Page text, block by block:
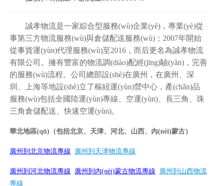
誠孝物流是一家綜合型服務(wù)企業(yè)，專業(yè)從
事第三方物流服務(wù)與倉儲配送服務(wù)； 2007年開始
從事貨運(yùn)代理服務(wù)至2016 ，而后更名為誠孝物流
有限公司。擁有豐富的物流調(diào)配經(jīng)驗(yàn)，完善
的服務(wù)流程。公司總部設(shè)在廣州，在廣州、深
圳、上海等地設(shè)立了樞紐運(yùn)營中心，產(chǎn)品
服務(wù)包括全國陸運(yùn)專線、空運(yùn)、長三角、珠
三角倉儲配送、快速空運(yùn)。
華北地區(qū)（包括北京、天津、河北、山西、內(nèi)蒙古）
廣州到北京物流專線 廣州到天津物流專線
廣州到河北物流專線 廣州到內(nèi)蒙古物流專線
廣州到山西物流
專線